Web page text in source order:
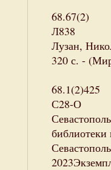
68.67(2)
Л838
Лузан,
320 с. -
68.1(2)425
С28-О